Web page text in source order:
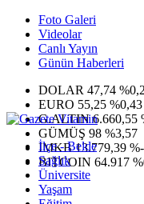
Foto Galeri
Videolar
Canlı Yayın
Günün Haberleri
DOLAR 47,74
EURO 55,25 %0,43
G.ALTIN6.660,55
GÜMÜŞ 98 %3,57
IMKB13.779,39
BITCOIN 64.917
İlçe - Belde
Sağlık
Üniversite
Yaşam